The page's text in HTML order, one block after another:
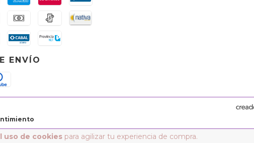
uso de cookiespara agilizar tu experiencia de compra.
ENVÍO